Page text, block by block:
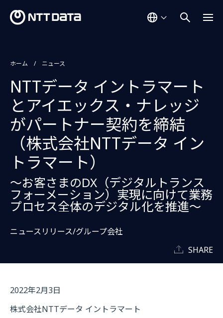
ホーム ニュース
NTTデータ イントラマート
とアイエックス・ナレッジ
がパートナー契約を締結
（株式会社NTTデータ イン
トラマート）
～お客さまのDX（デジタルトランス
フォーメーション）実現に向けて業務
プロセス全体のデジタル化を推進～
ニュースリリース/グループ会社
SHARE
2022年2月3日
株式会社NTTデータ イントラマート